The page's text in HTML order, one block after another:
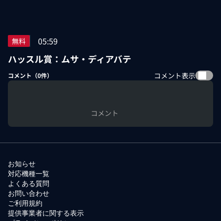
無料 05:59
ハッスル賞：ムサ・ディアバテ
コメント（0件） コメント表示
コメント
お知らせ
対応機種一覧
よくある質問
お問い合わせ
ご利用規約
提供事業者に関する表示